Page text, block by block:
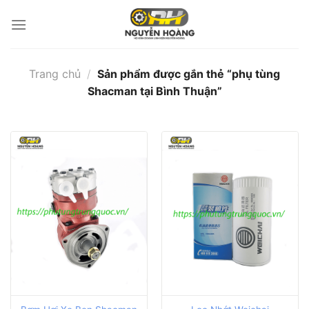
qua
Trang chủ / Sản phẩm được gắn thẻ “phụ tùng
Shacman tại Bình Thuận”